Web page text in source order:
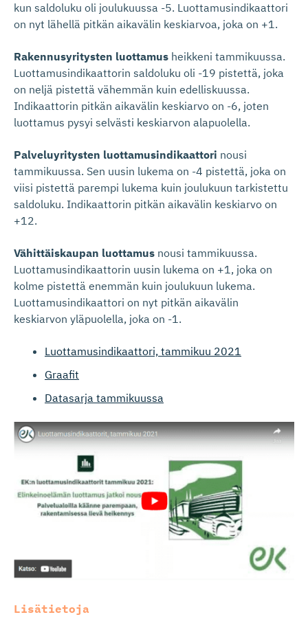
kun saldoluku oli joulukuussa -5. Luottamusindikaattori
on nyt lähellä pitkän aikavälin keskiarvoa, joka on +1.
Rakennusyritysten luottamus heikkeni tammikuussa.
Luottamusindikaattorin saldoluku oli -19 pistettä, joka
on neljä pistettä vähemmän kuin edelliskuussa.
Indikaattorin pitkän aikavälin keskiarvo on -6, joten
luottamus pysyi selvästi keskiarvon alapuolella.
Palveluyritysten luottamusindikaattori nousi
tammikuussa. Sen uusin lukema on -4 pistettä, joka on
viisi pistettä parempi lukema kuin joulukuun tarkistettu
saldoluku. Indikaattorin pitkän aikavälin keskiarvo on
+12.
Vähittäiskaupan luottamus nousi tammikuussa.
Luottamusindikaattorin uusin lukema on +1, joka on
kolme pistettä enemmän kuin joulukuun lukema.
Luottamusindikaattori on nyt pitkän aikavälin
keskiarvon yläpuolella, joka on -1.
Luottamusindikaattori, tammikuu 2021
Graafit
Datasarja tammikuussa
Lisätietoja